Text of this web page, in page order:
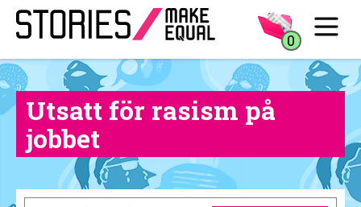
0
Utsatt för rasism på
jobbet